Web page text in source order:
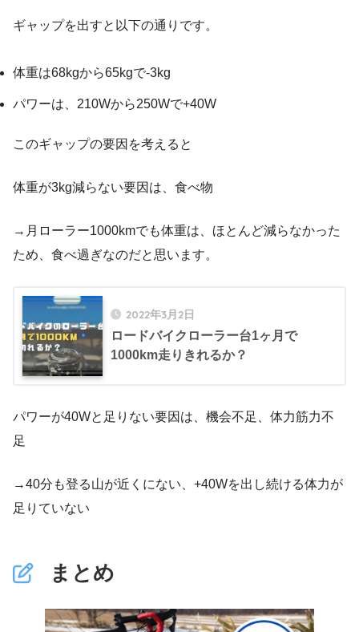
ギャップを出すと以下の通りです。
体重は68kgから65kgで-3kg
パワーは、210Wから250Wで+40W
このギャップの要因を考えると
体重が3kg減らない要因は、食べ物
→月ローラー1000kmでも体重は、ほとんど減らなかった
ため、食べ過ぎなのだと思います。
2022年3月2日
ロードバイクローラー台1ヶ月で
1000km走りきれるか？
パワーが40Wと足りない要因は、機会不足、体力筋力不
足
→40分も登る山が近くにない、+40Wを出し続ける体力が
足りていない
まとめ